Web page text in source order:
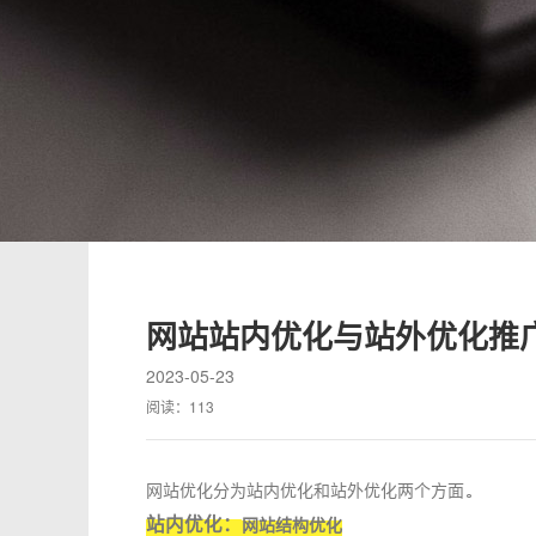
网站站内优化与站外优化推
2023-05-23
阅读： 113
网站优化分为站内优化和站外优化两个方面。
站内优化：网站结构优化